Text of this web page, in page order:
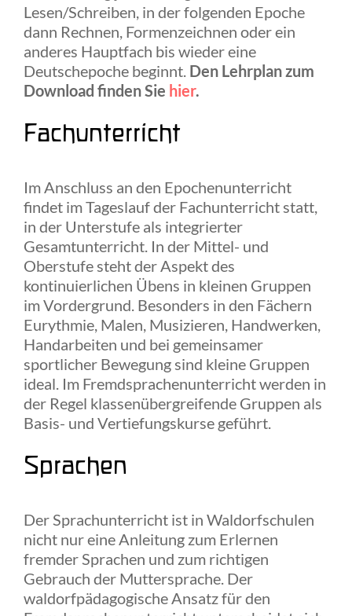
Lesen/Schreiben, in der folgenden Epoche
dann Rechnen, Formenzeichnen oder ein
anderes Hauptfach bis wieder eine
Deutschepoche beginnt. Den Lehrplan zum
Download finden Sie hier.
Fachunterricht
Im Anschluss an den Epochenunterricht
findet im Tageslauf der Fachunterricht statt,
in der Unterstufe als integrierter
Gesamtunterricht. In der Mittel- und
Oberstufe steht der Aspekt des
kontinuierlichen Übens in kleinen Gruppen
im Vordergrund. Besonders in den Fächern
Eurythmie, Malen, Musizieren, Handwerken,
Handarbeiten und bei gemeinsamer
sportlicher Bewegung sind kleine Gruppen
ideal. Im Fremdsprachenunterricht werden in
der Regel klassenübergreifende Gruppen als
Basis- und Vertiefungskurse geführt.
Sprachen
Der Sprachunterricht ist in Waldorfschulen
nicht nur eine Anleitung zum Erlernen
fremder Sprachen und zum richtigen
Gebrauch der Muttersprache. Der
waldorfpädagogische Ansatz für den